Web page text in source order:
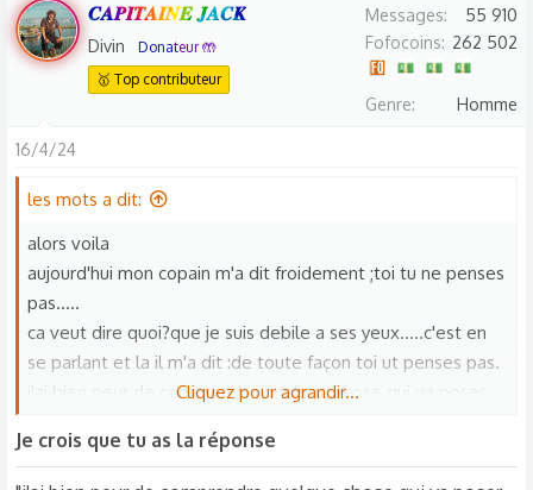
𝑪𝑨𝑷𝑰𝑻𝑨𝑰𝑵𝑬 𝑱𝑨𝑪𝑲
Divin
Donateur 🤲
🥇 Top contributeur
Messages
55 910
Fofocoins
262 502
Genre Homme
16/4/24
les mots a dit:
alors voila
aujourd'hui mon copain m'a dit froidement ;toi tu ne penses
pas.....
ca veut dire quoi?que je suis debile a ses yeux.....c'est en
se parlant et la il m'a dit :de toute façon toi ut penses pas.
j'ai bien peur de comprendre quelque chose qui va poser
merci
Cliquez pour agrandir...
Je crois que tu as la réponse